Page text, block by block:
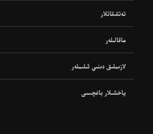
تەتقىقاتلار
ماقالىلەر
لازىملىق دىنىي ئىلىملەر
ياخشىلار باغچىسى